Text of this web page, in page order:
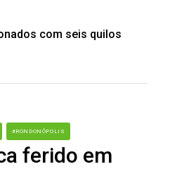
com seis quilos
#RONDONÓPOLIS
ferido em